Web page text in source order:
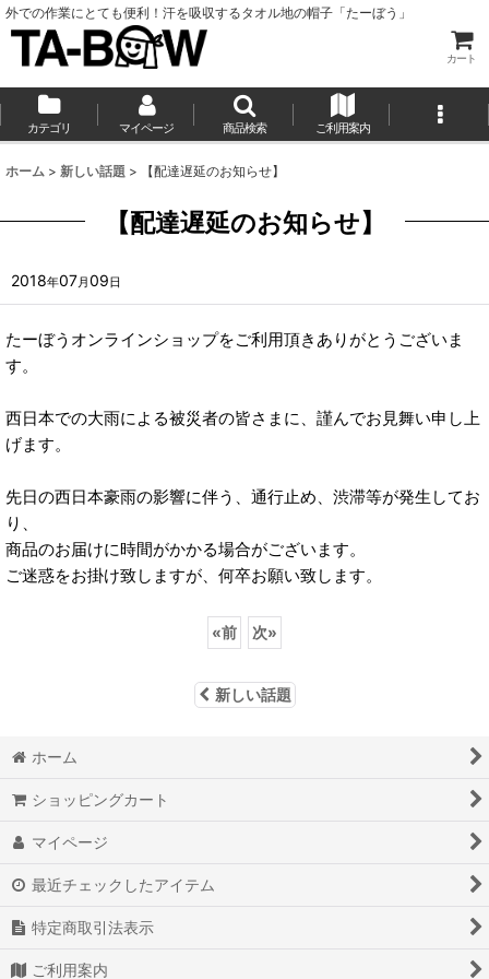
外での作業にとても便利！汗を吸収するタオル地の帽子「たーぼう」
カート
カテゴリ マイページ 商品検索 ご利用案内
ホーム > 新しい話題 > 【配達遅延のお知らせ】
【配達遅延のお知らせ】
2018年07月09日
たーぼうオンラインショップをご利用頂きありがとうございま
す。
西日本での大雨による被災者の皆さまに、謹んでお見舞い申し上
げます。
先日の西日本豪雨の影響に伴う、通行止め、渋滞等が発生してお
り、
商品のお届けに時間がかかる場合がございます。
ご迷惑をお掛け致しますが、何卒お願い致します。
«前 次»
新しい話題
ホーム
ショッピングカート
マイページ
最近チェックしたアイテム
特定商取引法表示
ご利用案内